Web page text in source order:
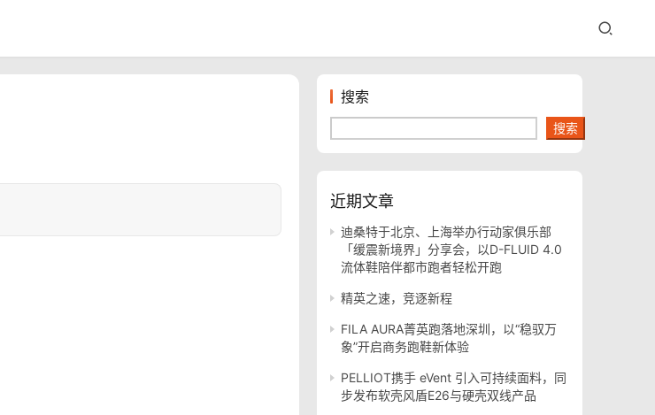
搜索
搜索
近期文章
迪桑特于北京、上海举办行动家俱乐部
「缓震新境界」分享会，以D-FLUID 4.0
流体鞋陪伴都市跑者轻松开跑
精英之速，竞逐新程
FILA AURA菁英跑落地深圳，以“稳驭万
象”开启商务跑鞋新体验
PELLIOT携手 eVent 引入可持续面料，同
步发布软壳风盾E26与硬壳双线产品